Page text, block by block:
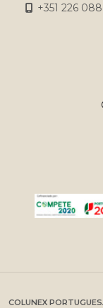
quatro cintos
mão com detalhes
+351 226
COLUNEX